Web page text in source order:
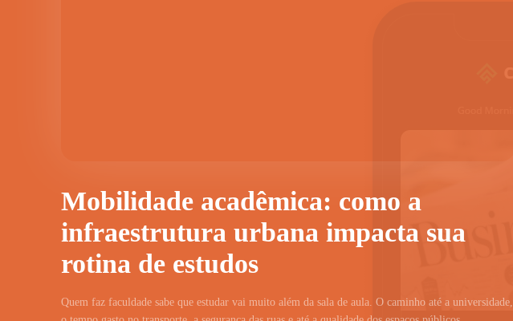
Mobilidade acadêmica: como a
infraestrutura urbana impacta sua
rotina de estudos
Quem faz faculdade sabe que estudar vai muito além da sala de aula. O caminho até a universidade,